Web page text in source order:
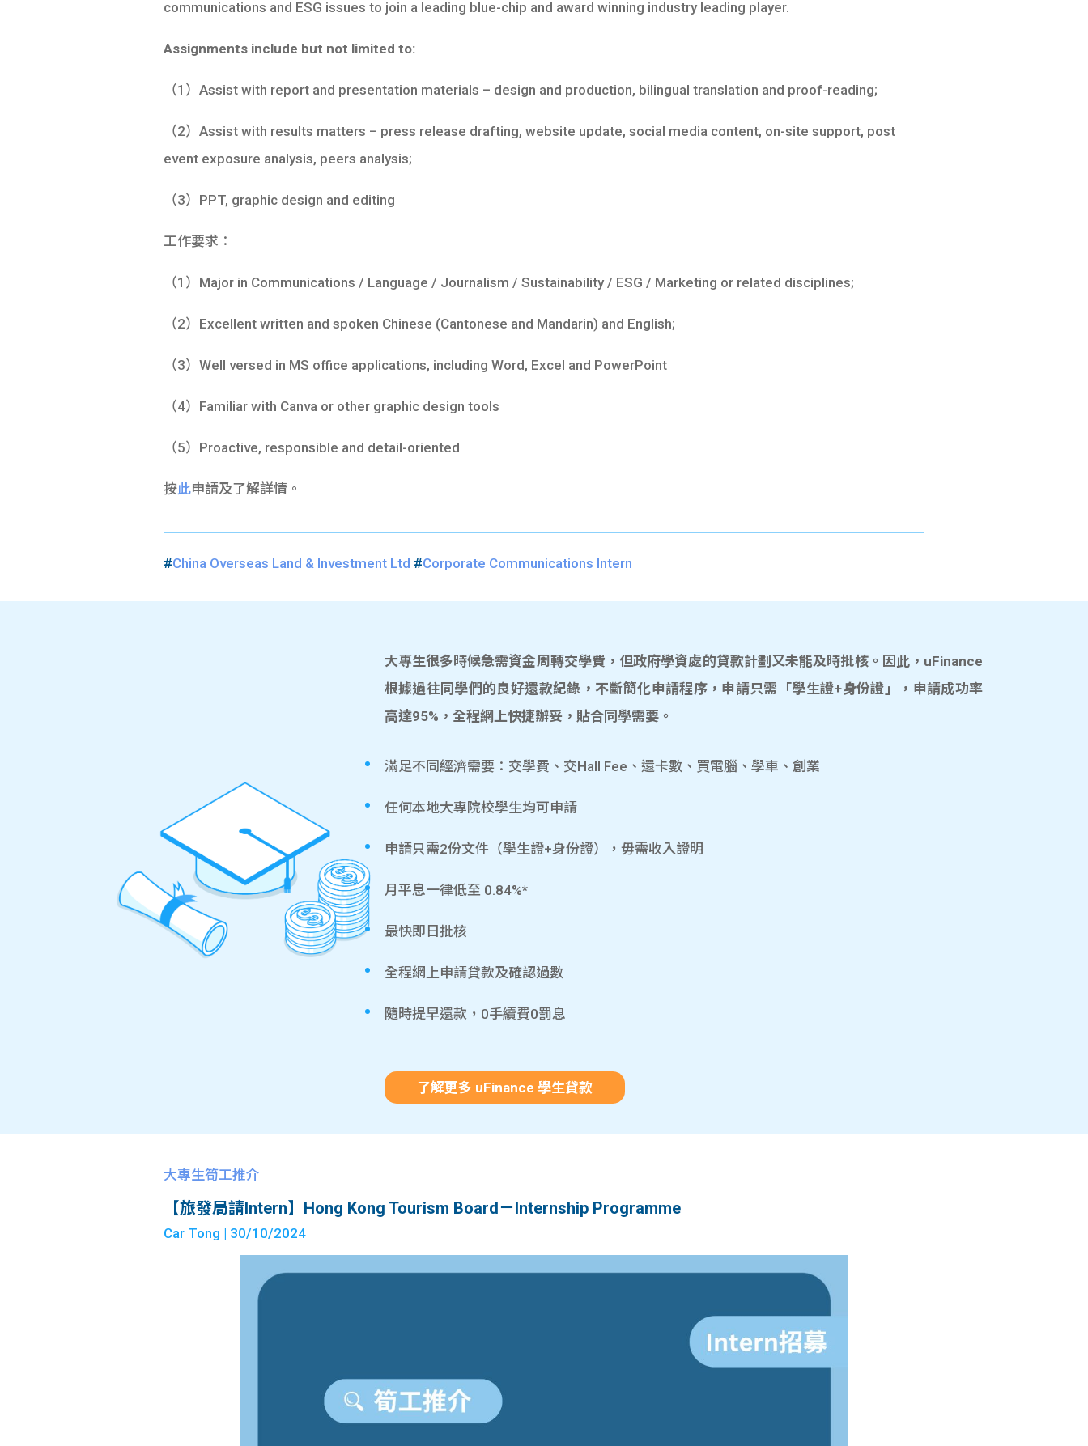
communications and ESG issues to join a leading blue-chip and award winning industry leading player.
Assignments include but not limited to:
（1）Assist with report and presentation materials – design and production, bilingual translation and proof-reading;
（2）Assist with results matters – press release drafting, website update, social media content, on-site support, post
event exposure analysis, peers analysis;
（3）PPT, graphic design and editing
工作要求：
（1）Major in Communications / Language / Journalism / Sustainability / ESG / Marketing or related disciplines;
（2）Excellent written and spoken Chinese (Cantonese and Mandarin) and English;
（3）Well versed in MS office applications, including Word, Excel and PowerPoint
（4）Familiar with Canva or other graphic design tools
（5）Proactive, responsible and detail-oriented
按此申請及了解詳情。
#China Overseas Land & Investment Ltd #Corporate Communications Intern
大專生很多時候急需資金周轉交學費，但政府學資處的貸款計劃又未能及時批核。因此，uFinance
根據過往同學們的良好還款紀錄，不斷簡化申請程序，申請只需「學生證+身份證」，申請成功率
高達95%，全程網上快捷辦妥，貼合同學需要。
滿足不同經濟需要：交學費、交Hall Fee、還卡數、買電腦、學車、創業
任何本地大專院校學生均可申請
申請只需2份文件（學生證+身份證），毋需收入證明
月平息一律低至 0.84%*
最快即日批核
全程網上申請貸款及確認過數
隨時提早還款，0手續費0罰息
了解更多 uFinance 學生貸款
大專生筍工推介
【旅發局請Intern】Hong Kong Tourism Board－Internship Programme
Car Tong | 30/10/2024